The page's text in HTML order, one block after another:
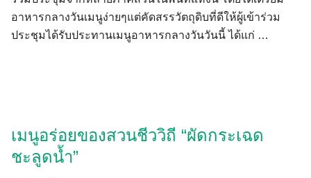
อาหารกลางวันเมนูง่ายๆแต่คัดสรรวัตถุดิบที่ดีให้ผู้เข้าร่วม
ประชุมได้รับประทานเมนูอาหารกลางวันวันนี้ ได้แก่ …
เมนูอร่อยของสวนชีววิถี “ผัดกระเฉด
ชะลูดน้ำ”